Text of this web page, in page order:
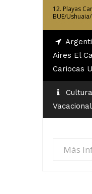
12. Playas
BUE/
Aires El
Cariocas
Más